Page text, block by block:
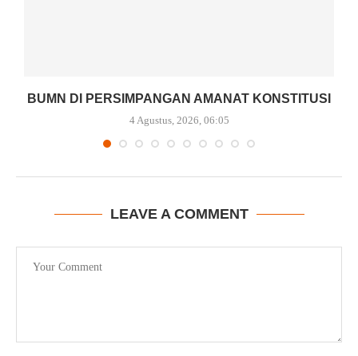
BUMN DI PERSIMPANGAN AMANAT KONSTITUSI
4 Agustus, 2026, 06:05
LEAVE A COMMENT